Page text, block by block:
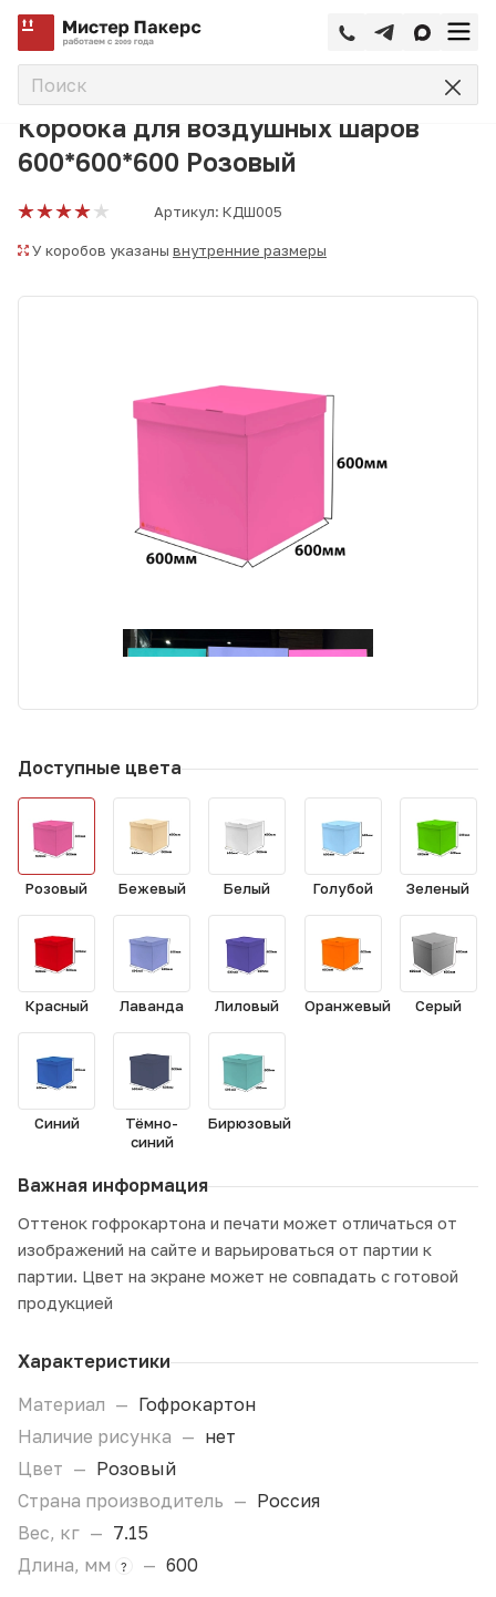
Главная —
Коробка для воздушных шаров
600*600*600 Розовый
Артикул: КДШ005
У коробов указаны внутренние размеры
Доступные цвета
Розовый Бежевый Белый Голубой Зеленый
Красный Лаванда Лиловый Оранжевый Серый
Синий
Тёмно-
синий
Бирюзовый
Важная информация
Оттенок гофрокартона и печати может отличаться от
изображений на сайте и варьироваться от партии к
партии. Цвет на экране может не совпадать с готовой
продукцией
Характеристики
Материал — Гофрокартон
Наличие рисунка — нет
Цвет — Розовый
Страна производитель — Россия
Вес, кг — 7.15
Длина, мм
? — 600